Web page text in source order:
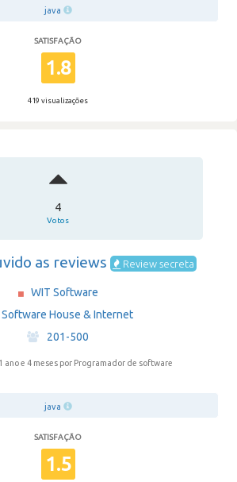
java
SATISFAÇÃO
1.8
419 visualizações
4
Votos
as reviews Review secreta
WIT Software
Software House & Internet
·
201-500
ano e 4 meses por Programador de software
java
SATISFAÇÃO
1.5